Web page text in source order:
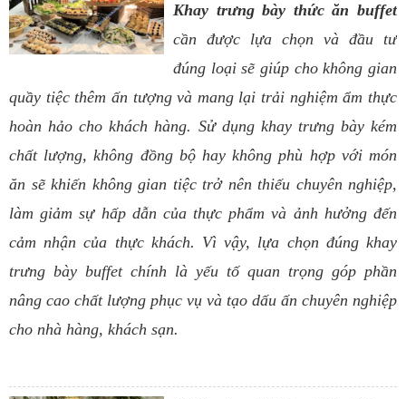
Khay trưng bày thức ăn buffet
cần được lựa chọn và đầu tư
đúng loại sẽ giúp cho không gian
quầy tiệc thêm ấn tượng và mang lại trải nghiệm ẩm thực
hoàn hảo cho khách hàng. Sử dụng khay trưng bày kém
chất lượng, không đồng bộ hay không phù hợp với món
ăn sẽ khiến không gian tiệc trở nên thiếu chuyên nghiệp,
làm giảm sự hấp dẫn của thực phẩm và ảnh hưởng đến
cảm nhận của thực khách. Vì vậy, lựa chọn đúng khay
trưng bày buffet chính là yếu tố quan trọng góp phần
nâng cao chất lượng phục vụ và tạo dấu ấn chuyên nghiệp
cho nhà hàng, khách sạn.